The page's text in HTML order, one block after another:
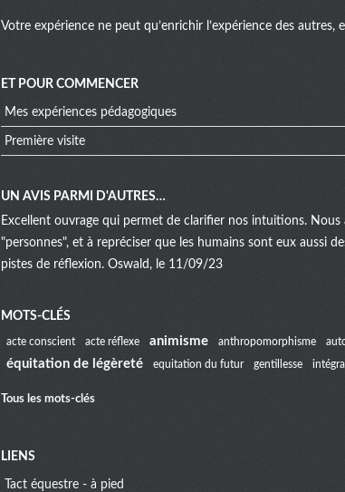
Votre expérience ne peut qu’enrichir l’expérience des
ET POUR COMMENCER
Mes expériences pédagogiques
Première visite
UN AVIS PARMI D'AUTRES…
Excellent ouvrage qui permet de clarifier nos intuitions.
"personnes", et à repréciser que les humains sont eux aussi
pistes de réflexion. Oswald, le 11/09/23
Menu
extra
MOTS-CLÉS
acte conscient acte réflexe animisme anthropomorphisme
équitation de légèreté equitation du futur gentillesse
Tous les mots-clés
LIENS
Tact équestre - à pied